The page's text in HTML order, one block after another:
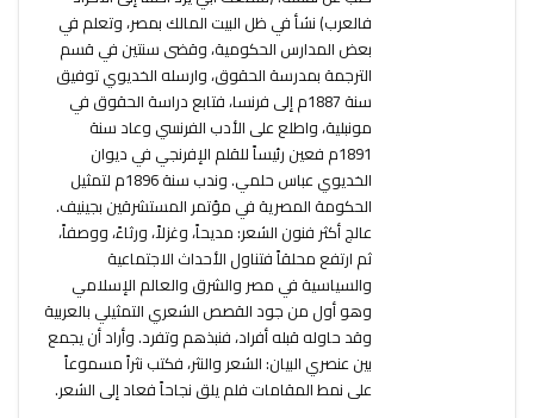
فالعرب) نشأ في ظل البيت المالك بمصر، وتعلم في
بعض المدارس الحكومية، وقضى سنتين في قسم
الترجمة بمدرسة الحقوق، وارسله الخديوي توفيق
سنة 1887م إلى فرنسا، فتابع دراسة الحقوق في
مونبلية، واطلع على الأدب الفرنسي وعاد سنة
1891م فعين رئيساً للقلم الإفرنجي في ديوان
الخديوي عباس حلمي. وندب سنة 1896م لتمثيل
الحكومة المصرية في مؤتمر المستشرقين بجينيف.
عالج أكثر فنون الشعر: مديحاً، وغزلاً، ورثاءً، ووصفاً،
ثم ارتفع محلقاً فتناول الأحداث الاجتماعية
والسياسية في مصر والشرق والعالم الإسلامي
وهو أول من جود القصص الشعري التمثيلي بالعربية
وقد حاوله قبله أفراد، فنبذهم وتفرد. وأراد أن يجمع
بين عنصري البيان: الشعر والنثر، فكتب نثراً مسموعاً
على نمط المقامات فلم يلق نجاحاً فعاد إلى الشعر.